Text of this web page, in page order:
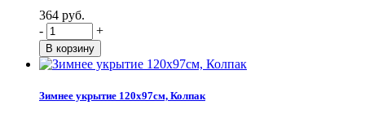
364 руб.
-
+
Зимнее укрытие 120х97см, Колпак